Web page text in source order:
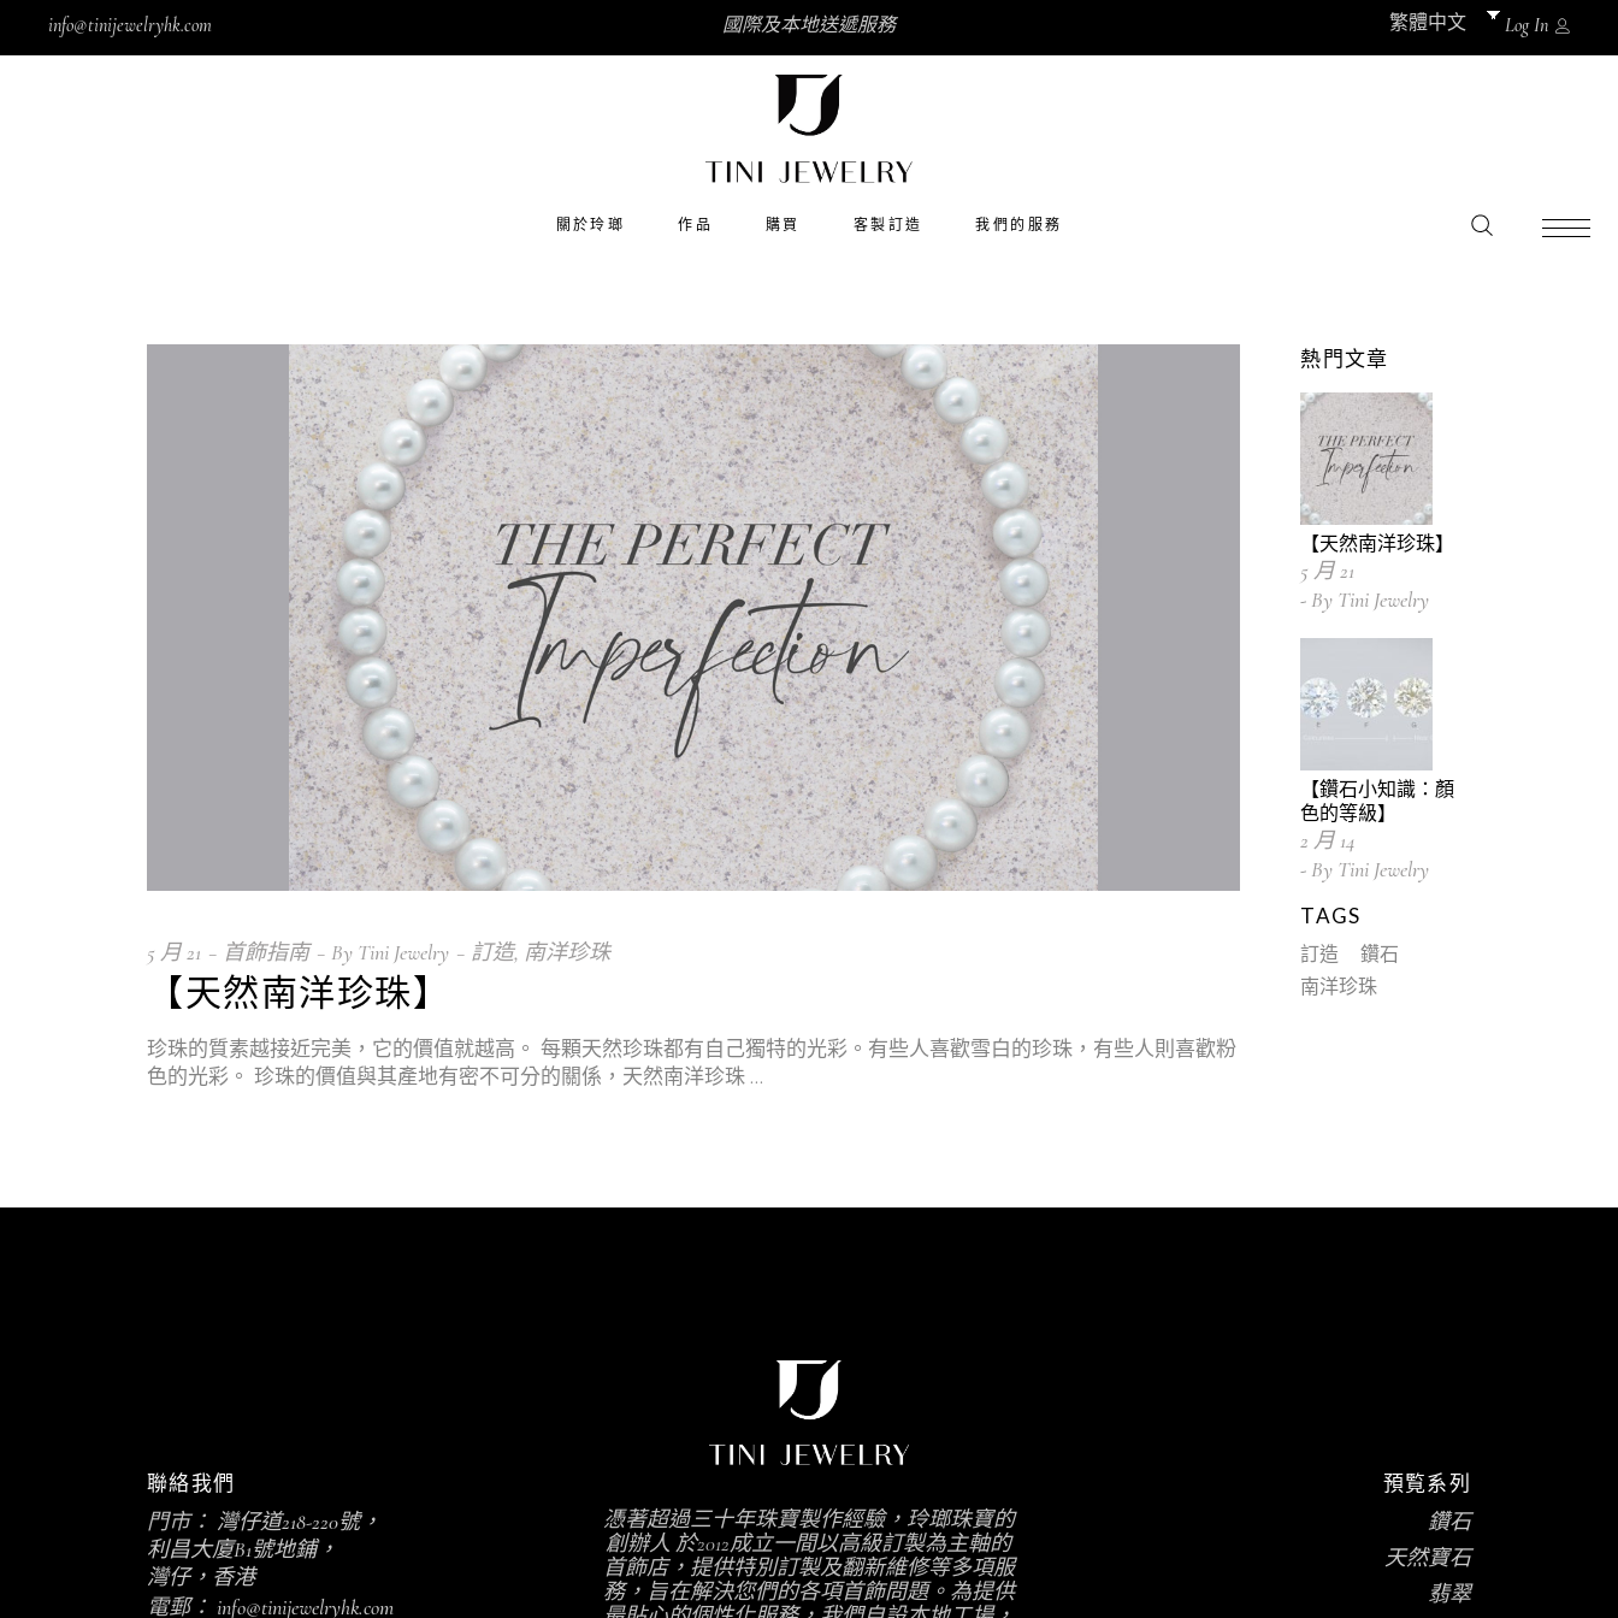
info@tinijewelryhk.com 國際及本地送遞服務 繁體中文 Log In
關於玲瑯 作品 購買
鑽石
翡翠
天然寶石
珍珠
18k金
婚嫁系列
經典百搭
送給她
送給他
童心系列
限定優惠
客製訂造 我們的服務
5 月21 首飾指南 By Tini Jewelry 訂造, 南洋珍珠
【天然南洋珍珠】
珍珠的質素越接近完美，它的價值就越高。 每顆天然珍珠都有自己獨特的光彩。有些人喜歡雪白的珍珠，有些人則喜歡粉
色的光彩。 珍珠的價值與其產地有密不可分的關係，天然南洋珍珠
熱門文章
【天然南洋珍珠】
5 月21
By Tini Jewelry
【鑽石小知識：顏
色的等級】
2 月 14
By Tini Jewelry
TAGS
訂造
鑽石
南洋珍珠
聯絡我們
門市： 灣仔道218-220號，
利昌大廈B1號地鋪，
灣仔，香港
電郵： info@tinijewelryhk.com
憑著超過三十年珠寶製作經驗，玲瑯珠寶的
創辦人 於2012成立一間以高級訂製為主軸的
首飾店，提供特別訂製及翻新維修等多項服
務，旨在解決您們的各項首飾問題。為提供
預覧系列
鑽石
天然寶石
翡翠